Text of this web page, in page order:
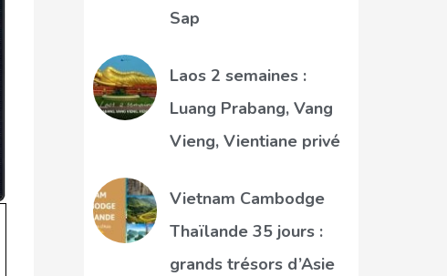
Sap
Laos 2 semaines :
Luang Prabang, Vang
Vieng, Vientiane privé
Vietnam Cambodge
Thaïlande 35 jours :
grands trésors d’Asie